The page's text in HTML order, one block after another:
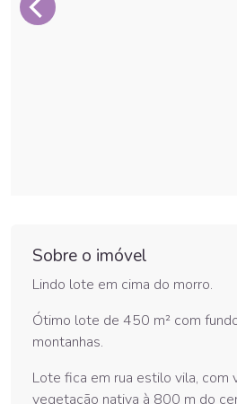
Sobre o imóvel
Lindo lote em cima do morro.
Ótimo lote de 450 m² com
montanhas.
Lote fica em rua estilo vila, com
vegetação nativa à 800 m do